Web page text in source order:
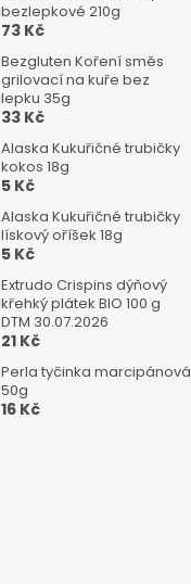
bezlepkové 210g
73 Kč
Bezgluten Koření směs
grilovací na kuře bez
lepku 35g
33 Kč
Alaska Kukuřičné trubičky
kokos 18g
5 Kč
Alaska Kukuřičné trubičky
lískový oříšek 18g
5 Kč
Extrudo Crispins dýňový
křehký plátek BIO 100 g
DTM 30.07.2026
21 Kč
Perla tyčinka marcipánová
50g
16 Kč